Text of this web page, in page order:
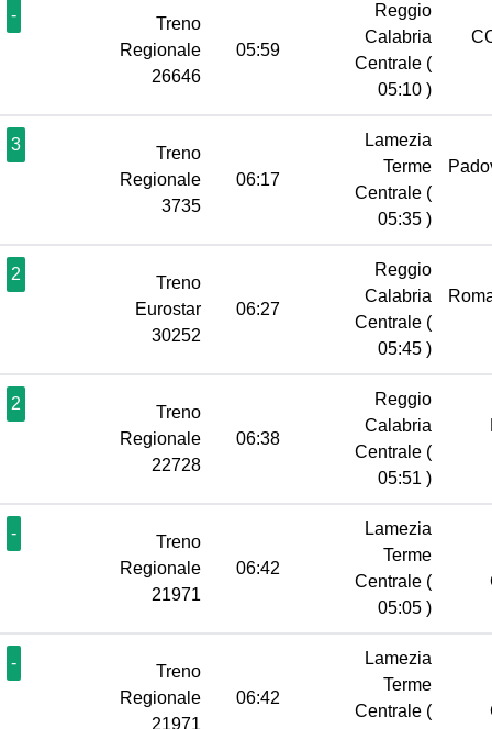
-
Treno
Regionale
26646
05:59
Reggio
Calabria
Centrale (
05:10 )
3
Treno
Regionale
3735
06:17
Lamezia
Terme
Centrale (
05:35 )
2
Treno
Eurostar
30252
06:27
Reggio
Calabria
Centrale (
05:45 )
2
Treno
Regionale
22728
06:38
Reggio
Calabria
Centrale (
05:51 )
-
Treno
Regionale
21971
06:42
Lamezia
Terme
Centrale (
05:05 )
-
Treno
Regionale
21971
06:42
Lamezia
Terme
Centrale (